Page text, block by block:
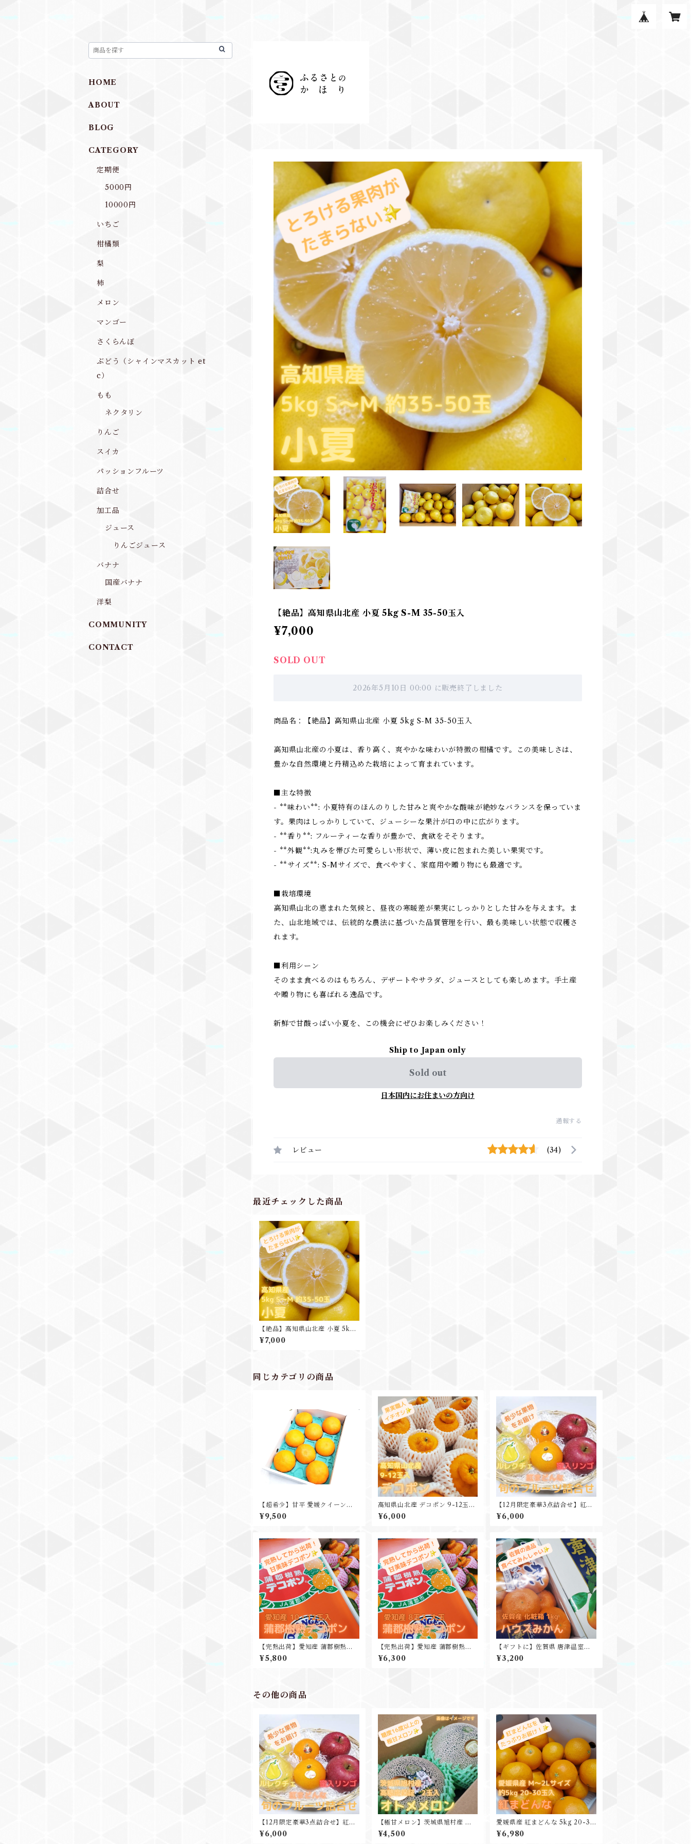
【絶品】高知県山北産 小夏 5kg S-M 35-50玉入
¥7,000
SOLD OUT
2026年5月10日 00:00 に販売終了しました
商品名：【絶品】高知県山北産 小夏 5kg S-M 35-50玉入
高知県山北産の小夏は、香り高く、爽やかな味わいが特徴の柑橘です。この美味しさは、
豊かな自然環境と丹精込めた栽培によって育まれています。
■主な特徴
- **味わい**: 小夏特有のほんのりした甘みと爽やかな酸味が絶妙なバランスを保っていま
す。果肉はしっかりしていて、ジューシーな果汁が口の中に広がります。
- **香り**: フルーティーな香りが豊かで、食欲をそそります。
- **外観**:丸みを帯びた可愛らしい形状で、薄い皮に包まれた美しい果実です。
- **サイズ**: S-Mサイズで、食べやすく、家庭用や贈り物にも最適です。
■栽培環境
高知県山北の恵まれた気候と、昼夜の寒暖差が果実にしっかりとした甘みを与えます。ま
た、山北地域では、伝統的な農法に基づいた品質管理を行い、最も美味しい状態で収穫さ
れます。
■利用シーン
そのまま食べるのはもちろん、デザートやサラダ、ジュースとしても楽しめます。手土産
や贈り物にも喜ばれる逸品です。
新鮮で甘酸っぱい小夏を、この機会にぜひお楽しみください！
Ship to Japan only
Sold out
日本国内にお住まいの方向け
通報する
レビュー (34)
最近チェックした商品
【絶品】高知県山北産 小夏 5kg
S-M 35-50玉入
¥7,000
同じカテゴリの商品
【超希少】甘平 愛媛クイーンス
プラッシュ 特秀品 ４L 8玉 3㎏
¥9,500
高知県山北産 デコポン 9-12玉入
約3kg
¥6,000
【12月限定豪華3点詰合せ】紅ま
どんな ルレクチェ 蜜入りリンゴ
豪華3点セット
¥6,000
【完熟出荷】愛知産 蒲郡樹熟デ
コポン 3kg10-12玉入 高糖度
¥5,800
【完熟出荷】愛知産 蒲郡樹熟デ
コポン 3kg7-8玉入 高糖度 ギフ
ト 贈り物
¥6,300
【ギフトに】佐賀県 唐津温室み
かん 1箱1kg 約12玉入 ハウスみか
ん
¥3,200
その他の商品
【12月限定豪華3点詰合せ】紅ま
どんな ルレクチェ 蜜入りリンゴ
豪華3点セット
¥6,000
【極甘メロン】茨城県旭村産 オ
トメメロン”特秀以上” 2玉 化粧箱
入 糖度16度以上 父の日 ギフト
¥4,500
愛媛県産 紅まどんな 5kg 20-30
玉入
¥6,980
HOME
ABOUT
BLOG
CATEGORY
定期便
5000円
10000円
いちご
柑橘類
梨
柿
メロン
マンゴー
さくらんぼ
ぶどう（シャインマスカット et
c）
もも
ネクタリン
りんご
スイカ
パッションフルーツ
詰合せ
加工品
ジュース
りんごジュース
バナナ
国産バナナ
洋梨
COMMUNITY
CONTACT